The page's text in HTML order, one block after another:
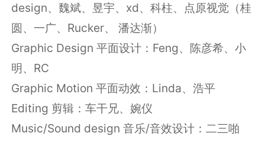
design、魏斌、昱宇、xd、科柱、点原视觉（桂
圆、一广、Rucker、 潘达渐）
Graphic Design 平面设计：Feng、陈彦希、小
明、RC
Graphic Motion 平面动效：Linda、浩平
Editing 剪辑：车干兄、婉仪
Music/Sound design 音乐/音效设计：二三啪